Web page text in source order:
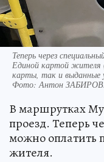
Теперь через
Единой картой жителя
карты, так и выданные
Фото: Антон ЗАБИРОВ.
В маршрутках
проезд. Теперь
можно оплатить
жителя.